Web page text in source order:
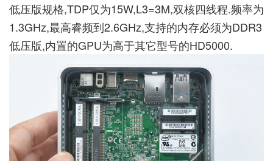
低压版规格,TDP仅为15W,L3=3M,双核四线程.频率为
1.3GHz,最高睿频到2.6GHz,支持的内存必须为DDR3
低压版,内置的GPU为高于其它型号的HD5000.